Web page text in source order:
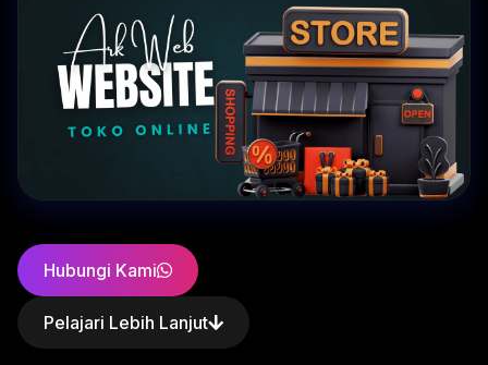
Hubungi Kami
Pelajari Lebih Lanjut